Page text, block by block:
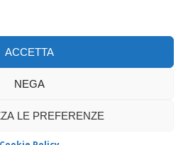
ACCETTA
NEGA
LE PREFERENZE